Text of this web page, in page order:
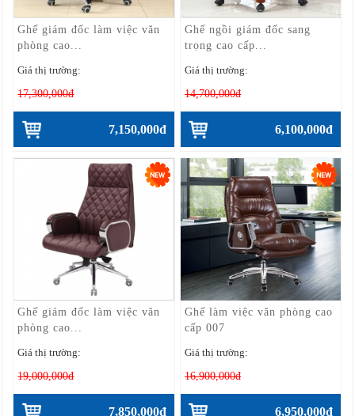
Ghế giám đốc làm việc văn
phòng cao...
Giá thị trường:
17,300,000đ
7,150,000đ
Ghế ngồi giám đốc sang
trọng cao cấp...
Giá thị trường:
14,700,000đ
6,100,000đ
Ghế giám đốc làm việc văn
phòng cao...
Giá thị trường:
19,000,000đ
7,850,000đ
Ghế làm việc văn phòng cao
cấp 007
Giá thị trường:
16,900,000đ
6,950,000đ